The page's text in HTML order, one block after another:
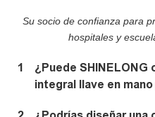
Su socio de confianza para
hospitales y
1
¿Puede SHINELONG
integral llave en